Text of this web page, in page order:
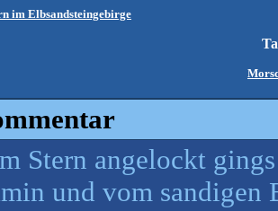
im Elbsandsteingebirge
Stern angelockt
und vom sandigen